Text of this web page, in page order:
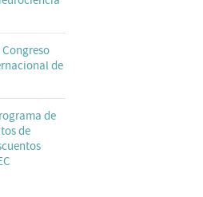
de
de
de